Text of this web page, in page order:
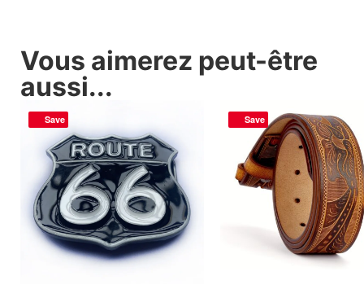
Vous aimerez peut-être
aussi...
Save Save